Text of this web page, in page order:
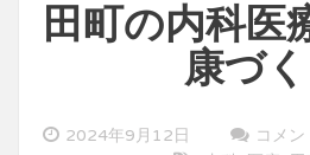
田町の内科医
康づ
2024年9月12日
コメ